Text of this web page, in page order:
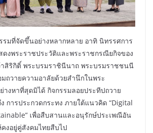
รมที่จัดขึ้นอย่างหลากหลาย อาทิ นิทรรศการ
ดงพระราชประวัติและพระราชกรณียกิจของ
าสิริกิติ์ พระบรมราชินีนาถ พระบรมราชชนนี
ถวายความอาลัยด้วยสำนึกในพระ
งหาที่สุดมิได้ กิจกรรมลอยประทีปถวาย
การประกวดกระทง ภายใต้แนวคิด “Digital
เพื่อสืบสานและอนุรักษ์ประเพณีอัน
งอยู่คู่สังคมไทยสืบไป